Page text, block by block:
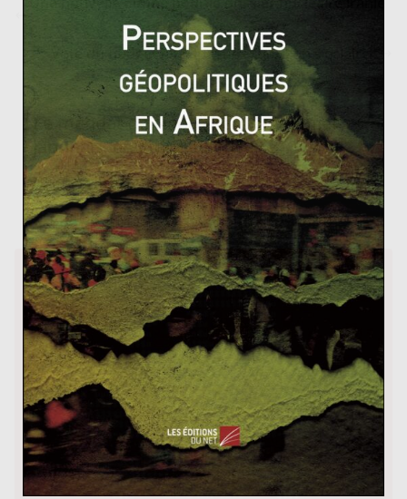
Vote du budget en Espagne : l’horizon s’éclaircit
Le mandat de Naoto Kan, le premier
japonais, en grande difficulté
3 juin 2011 0